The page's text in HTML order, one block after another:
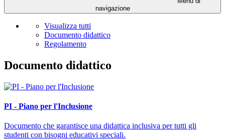
navigazione
Visualizza tutti
Documento didattico
Regolamento
Documento didattico
PI - Piano per l'Inclusione
Documento che garantisce una didattica inclusiva per tutti gli
studenti con bisogni educativi speciali.